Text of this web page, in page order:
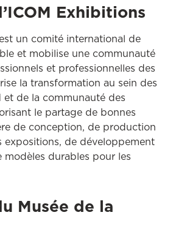
Exhibitions
un comité international de
dans une autre fenêtre
et mobilise une communauté
et professionnelles des
la transformation au sein des
et de la communauté des
le partage de bonnes
de conception, de production
expositions, de développement
modèles durables pour les
Musée de la